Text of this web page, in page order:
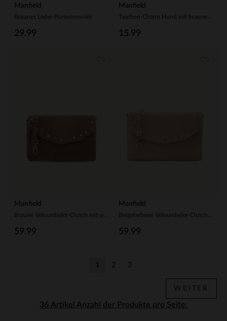
Manfield
Braunes Leder-Portemonnaie
29.99
Manfield
15.99
Manfield
59.99
Manfield
59.99
Anzahl der Produkte pro Seite:
1 2 3
WEITER